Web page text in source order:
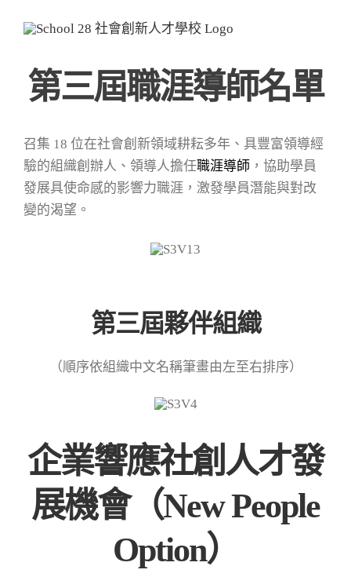
第三屆職涯導師名單
召集 18 位在社會創新領域耕耘多年、具豐富領導經
驗的組織創辦人、領導人擔任職涯導師 ，協助學員
發展具使命感的影響力職涯，激發學員潛能與對改
變的渴望。
第三屆夥伴組織
（順序依組織中文名稱筆畫由左至右排序）
企業響應社創人才發
展機會（New People
Option）